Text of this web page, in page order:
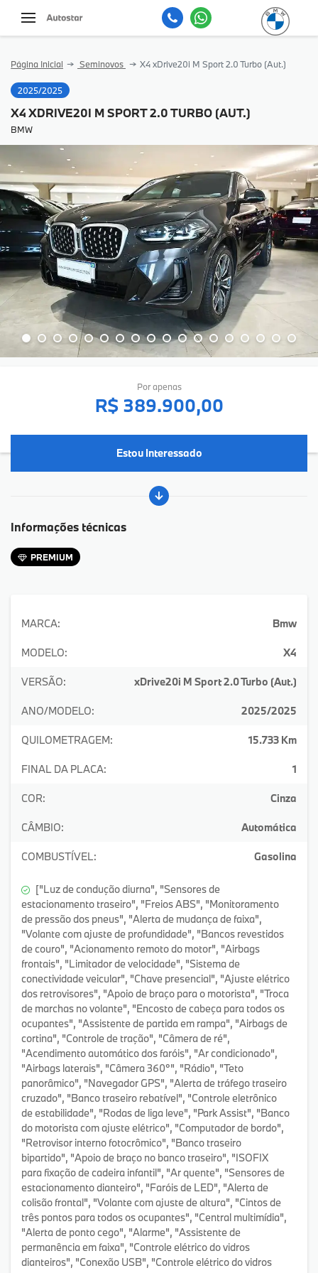
Página Inicial Seminovos X4 xDrive20i M Sport 2.0 Turbo (Aut.)
2025/2025
X4 XDRIVE20I M SPORT 2.0 TURBO (AUT.)
BMW
Por apenas
R$ 389.900,00
Estou Interessado
Informações técnicas
PREMIUM
MARCA: Bmw
MODELO: X4
VERSÃO: xDrive20i M Sport 2.0 Turbo (Aut.)
ANO/MODELO: 2025/2025
QUILOMETRAGEM: 15.733 Km
FINAL DA PLACA: 1
COR: Cinza
CÂMBIO: Automática
COMBUSTÍVEL: Gasolina
["Luz de condução diurna", "Sensores de
estacionamento traseiro", "Freios ABS", "Monitoramento
de pressão dos pneus", "Alerta de mudança de faixa",
"Volante com ajuste de profundidade", "Bancos revestidos
de couro", "Acionamento remoto do motor", "Airbags
frontais", "Limitador de velocidade", "Sistema de
conectividade veicular", "Chave presencial", "Ajuste elétrico
dos retrovisores", "Apoio de braço para o motorista", "Troca
de marchas no volante", "Encosto de cabeça para todos os
ocupantes", "Assistente de partida em rampa", "Airbags de
cortina", "Controle de tração", "Câmera de ré",
"Acendimento automático dos faróis", "Ar condicionado",
"Airbags laterais", "Câmera 360°", "Rádio", "Teto
panorâmico", "Navegador GPS", "Alerta de tráfego traseiro
cruzado", "Banco traseiro rebatível", "Controle eletrônico
de estabilidade", "Rodas de liga leve", "Park Assist", "Banco
do motorista com ajuste elétrico", "Computador de bordo",
"Retrovisor interno fotocrômico", "Banco traseiro
bipartido", "Apoio de braço no banco traseiro", "ISOFIX
para fixação de cadeira infantil", "Ar quente", "Sensores de
estacionamento dianteiro", "Faróis de LED", "Alerta de
colisão frontal", "Volante com ajuste de altura", "Cintos de
três pontos para todos os ocupantes", "Central multimídia",
"Alerta de ponto cego", "Alarme", "Assistente de
permanência em faixa", "Controle elétrico do vidros
dianteiros", "Conexão USB", "Controle elétrico do vidros